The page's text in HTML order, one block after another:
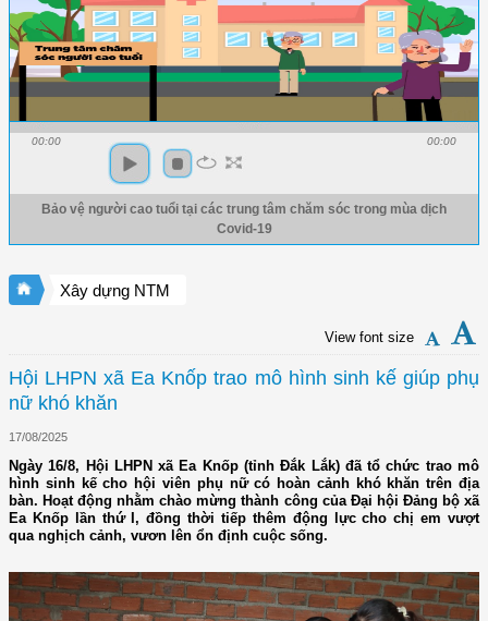
00:00 00:00
Bảo vệ người cao tuổi tại các trung tâm chăm sóc trong mùa dịch
Covid-19
Xây dựng NTM
View font size
Hội LHPN xã Ea Knốp trao mô hình sinh kế giúp phụ
nữ khó khăn
17/08/2025
Ngày 16/8, Hội LHPN xã Ea Knốp (tỉnh Đắk Lắk) đã tổ chức trao mô
hình sinh kế cho hội viên phụ nữ có hoàn cảnh khó khăn trên địa
bàn. Hoạt động nhằm chào mừng thành công của Đại hội Đảng bộ xã
Ea Knốp lần thứ I, đồng thời tiếp thêm động lực cho chị em vượt
qua nghịch cảnh, vươn lên ổn định cuộc sống.